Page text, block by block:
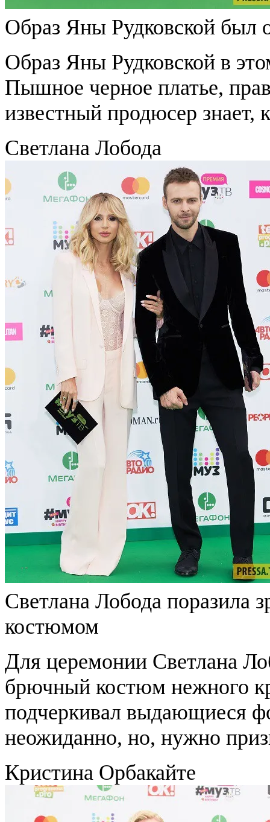
Образ Яны Рудковской был
Образ Яны Рудковской в
Пышное черное платье,
известный продюсер знает,
Светлана Лобода
Светлана Лобода
костюмом
Для церемонии Светлана
брючный костюм нежного
подчеркивал выдающиеся
неожиданно, но, нужно
Кристина Орбакайте